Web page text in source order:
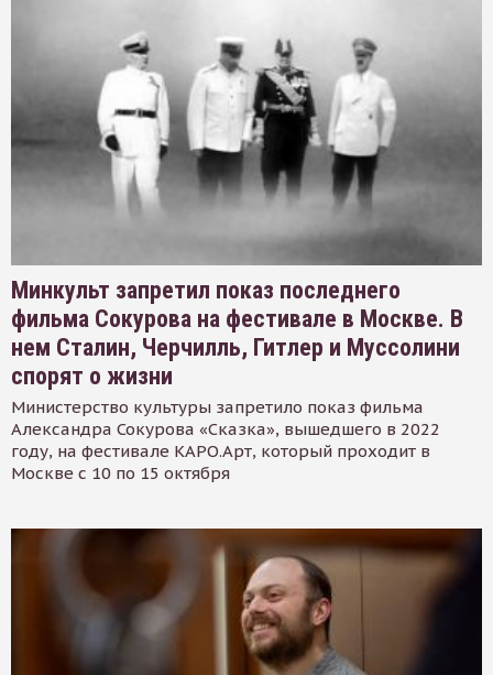
Минкульт запретил показ последнего
фильма Сокурова на фестивале в Москве. В
нем Сталин, Черчилль, Гитлер и Муссолини
спорят о жизни
Министерство культуры запретило показ фильма
Александра Сокурова «Сказка», вышедшего в 2022
году, на фестивале КАРО.Арт, который проходит в
Москве с 10 по 15 октября